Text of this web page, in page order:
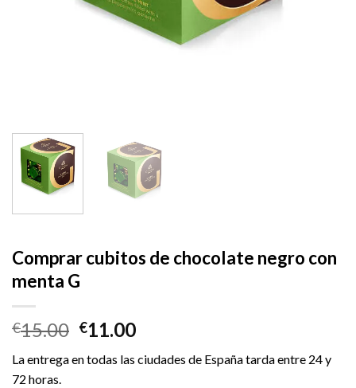
Comprar cubitos de chocolate negro con
menta G
€15.00 El
original
€11.00El
actual
La entrega en todas las ciudades de España tarda entre 24 y
72 horas.